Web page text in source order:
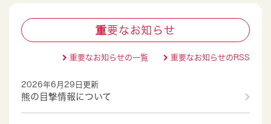
重要なお知らせ
2026年6月29日更新
熊の目撃情報について
重要なお知らせの一覧 重要なお知らせのRSS